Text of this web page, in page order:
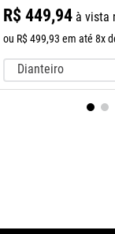
R$ 449,94à vista
ou R$ 499,93 em até 8x
Dianteiro